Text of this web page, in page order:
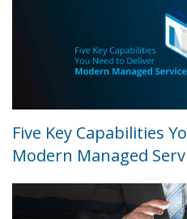
Five Key Capabilities
Modern Managed